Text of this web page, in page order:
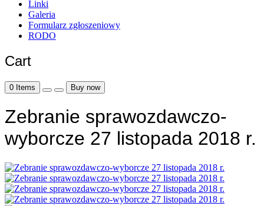
Linki
Galeria
Formularz zgłoszeniowy
RODO
Cart
0 Items Buy now
Zebranie sprawozdawczo-
wyborcze 27 listopada 2018 r.